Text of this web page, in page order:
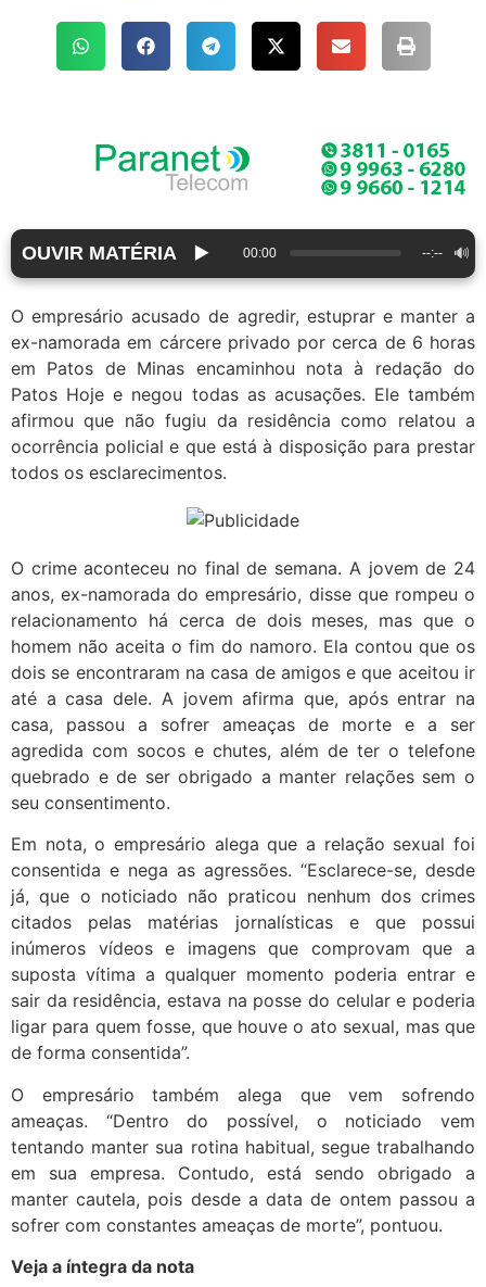
OUVIR MATÉRIA ▶️ 00:00 --:-- 🔊
O empresário acusado de agredir, estuprar e manter a
ex-namorada em cárcere privado por cerca de 6 horas
em Patos de Minas encaminhou nota à redação do
Patos Hoje e negou todas as acusações. Ele também
afirmou que não fugiu da residência como relatou a
ocorrência policial e que está à disposição para prestar
todos os esclarecimentos.
O crime aconteceu no final de semana. A jovem de 24
anos, ex-namorada do empresário, disse que rompeu o
relacionamento há cerca de dois meses, mas que o
homem não aceita o fim do namoro. Ela contou que os
dois se encontraram na casa de amigos e que aceitou ir
até a casa dele. A jovem afirma que, após entrar na
casa, passou a sofrer ameaças de morte e a ser
agredida com socos e chutes, além de ter o telefone
quebrado e de ser obrigado a manter relações sem o
seu consentimento.
Em nota, o empresário alega que a relação sexual foi
consentida e nega as agressões. “Esclarece-se, desde
já, que o noticiado não praticou nenhum dos crimes
citados pelas matérias jornalísticas e que possui
inúmeros vídeos e imagens que comprovam que a
suposta vítima a qualquer momento poderia entrar e
sair da residência, estava na posse do celular e poderia
ligar para quem fosse, que houve o ato sexual, mas que
de forma consentida”.
O empresário também alega que vem sofrendo
ameaças. “Dentro do possível, o noticiado vem
tentando manter sua rotina habitual, segue trabalhando
em sua empresa. Contudo, está sendo obrigado a
manter cautela, pois desde a data de ontem passou a
sofrer com constantes ameaças de morte”, pontuou.
Veja a íntegra da nota